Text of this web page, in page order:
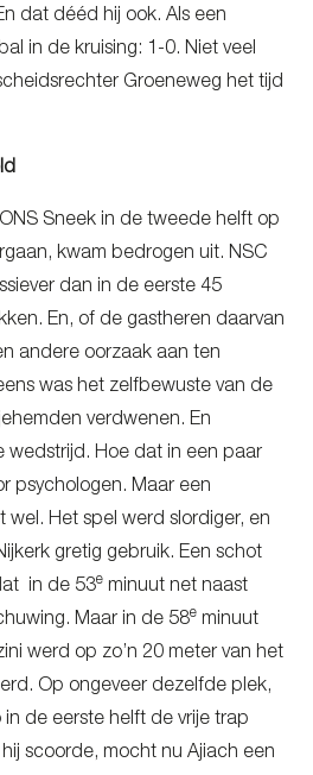
dat dééd hij ook. Als een
in de kruising: 1-0. Niet veel
Groeneweg het tijd
Sneek in de tweede helft op
kwam bedrogen uit. NSC
dan in de eerste 45
En, of de gastheren daarvan
andere oorzaak aan ten
was het zelfbewuste van de
verdwenen. En
wedstrijd. Hoe dat in een paar
psychologen. Maar een
wel. Het spel werd slordiger, en
gretig gebruik. Een schot
in de 53e minuut net naast
Maar in de 58e minuut
werd op zo’n 20 meter van het
Op ongeveer dezelfde plek,
de eerste helft de vrije trap
scoorde, mocht nu Ajiach een